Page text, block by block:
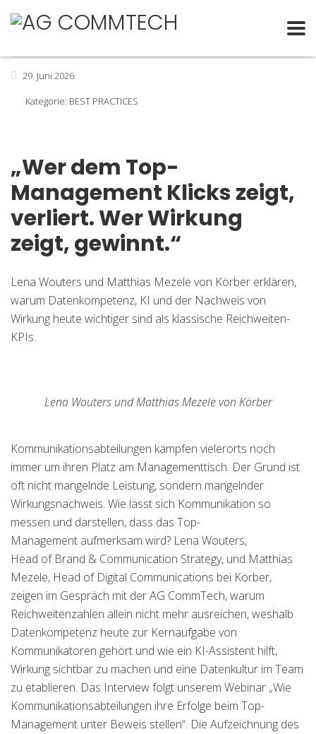
29. Juni 2026
Kategorie: BEST PRACTICES
„Wer dem Top-
Management Klicks zeigt,
verliert. Wer Wirkung
zeigt, gewinnt.“
Lena Wouters und Matthias Mezele von Körber erklären,
warum Datenkompetenz, KI und der Nachweis von
Wirkung heute wichtiger sind als klassische Reichweiten-
KPIs.
Lena Wouters und Matthias Mezele von Körber
Kommunikationsabteilungen kämpfen vielerorts noch
immer um ihren Platz am Managementtisch. Der Grund ist
oft nicht mangelnde Leistung, sondern mangelnder
Wirkungsnachweis. Wie lässt sich Kommunikation so
messen und darstellen, dass das Top-
Management aufmerksam wird? Lena Wouters,
Head of Brand & Communication Strategy, und Matthias
Mezele, Head of Digital Communications bei Körber,
zeigen im Gespräch mit der AG CommTech, warum
Reichweitenzahlen allein nicht mehr ausreichen, weshalb
Datenkompetenz heute zur Kernaufgabe von
Kommunikatoren gehört und wie ein KI-Assistent hilft,
Wirkung sichtbar zu machen und eine Datenkultur im Team
zu etablieren. Das Interview folgt unserem Webinar „Wie
Kommunikationsabteilungen ihre Erfolge beim Top-
Management unter Beweis stellen“. Die Aufzeichnung des